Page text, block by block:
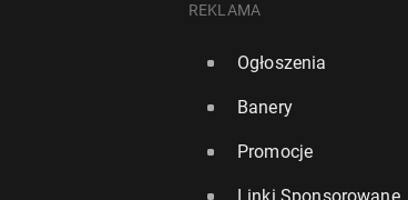
REKLAMA
Ogłoszenia
Banery
Promocje